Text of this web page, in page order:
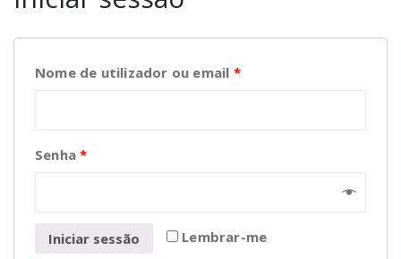
Nome de utilizador ou email *
Senha*
Lembrar-me
Iniciar sessão